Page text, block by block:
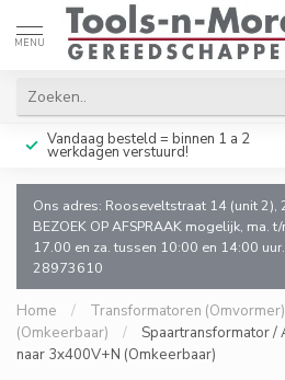
MENU
Vandaag besteld = binnen 1 a 2
werkdagen verstuurd!
Ons adres: Rooseveltstraat 14 (unit 2),
BEZOEK OP AFSPRAAK mogelijk, ma.
17.00 en za. tussen 10:00 en 14:00
28973610
Home /
Transformatoren
(Omkeerbaar)
/
Spaartransformator
naar 3x400V+N (Omkeerbaar)